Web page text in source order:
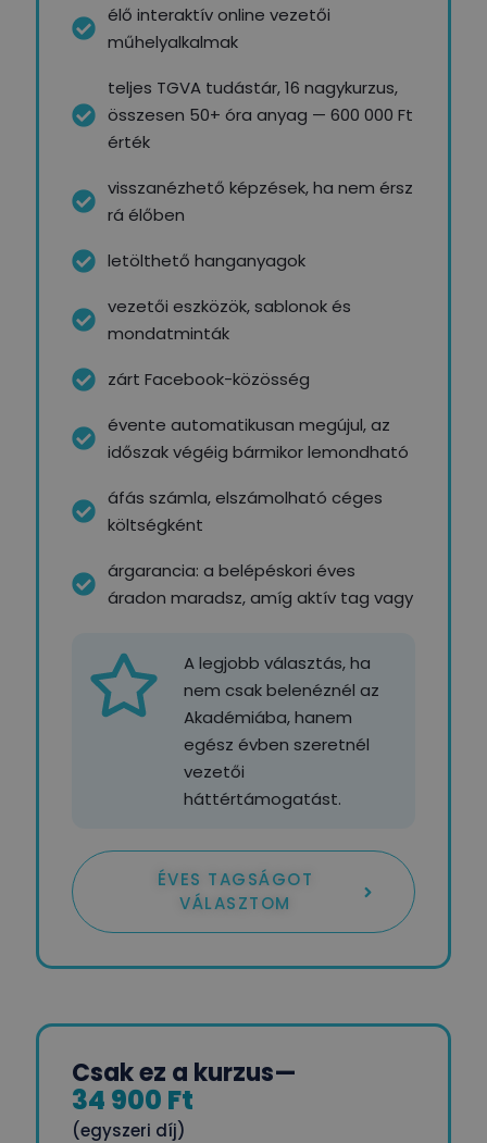
élő interaktív online vezetői
műhelyalkalmak
teljes TGVA tudástár, 16 nagykurzus,
összesen 50+ óra anyag — 600 000 Ft
érték
visszanézhető képzések, ha nem érsz
rá élőben
letölthető hanganyagok
vezetői eszközök, sablonok és
mondatminták
zárt Facebook-közösség
évente automatikusan megújul, az
időszak végéig bármikor lemondható
áfás számla, elszámolható céges
költségként
árgarancia: a belépéskori éves
áradon maradsz, amíg aktív tag vagy
A legjobb választás, ha
nem csak belenéznél az
Akadémiába, hanem
egész évben szeretnél
vezetői
háttértámogatást.
ÉVES TAGSÁGOT
VÁLASZTOM
Csak ez a kurzus—
34 900 Ft
(egyszeri díj)